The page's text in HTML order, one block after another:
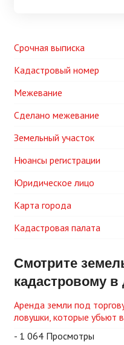
Срочная выписка
Кадастровый номер
Межевание
Сделано межевание
Земельный участок
Нюансы регистрации
Юридическое лицо
Карта города
Кадастровая палата
Смотрите
кадастровому в
Аренда земли под
ловушки, которые убьют
- 1 064 Просмотры